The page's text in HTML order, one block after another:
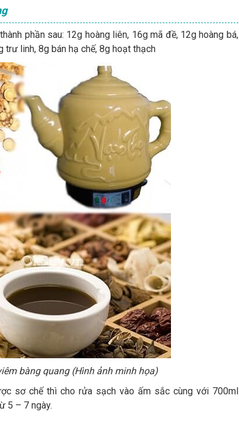
phần sau: 12g hoàng liên, 16g mã đề, 12g hoàng bá,
trư linh, 8g bán hạ chế, 8g hoạt thạch
bàng quang (Hình ảnh minh họa)
sơ chế thì cho rửa sạch vào ấm sắc cùng với 700ml
5 – 7 ngày.